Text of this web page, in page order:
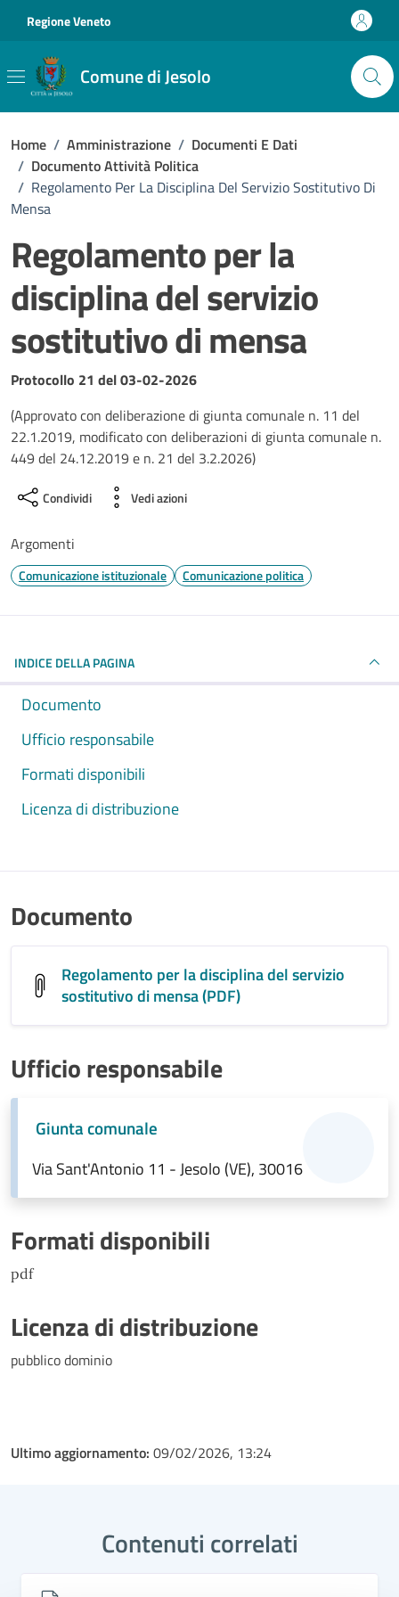
Regione Veneto
Comune di Jesolo
Home / Amministrazione / Documenti E Dati
/ Documento Attività Politica
/ Regolamento Per La Disciplina Del Servizio Sostitutivo Di
Mensa
Regolamento per la
disciplina del servizio
sostitutivo di mensa
Dettagli del documento
Protocollo 21 del 03-02-2026
(Approvato con deliberazione di giunta comunale n. 11 del
22.1.2019, modificato con deliberazioni di giunta comunale n.
449 del 24.12.2019 e n. 21 del 3.2.2026)
Condividi Vedi azioni
Argomenti
Comunicazione istituzionale Comunicazione politica
INDICE DELLA PAGINA
Documento
Ufficio responsabile
Formati disponibili
Licenza di distribuzione
Documento
Regolamento per la disciplina del servizio
sostitutivo di mensa (PDF)
Ufficio responsabile
Giunta comunale
Via Sant'Antonio 11 - Jesolo (VE), 30016
Formati disponibili
pdf
Licenza di distribuzione
pubblico dominio
Ultimo aggiornamento: 09/02/2026, 13:24
Contenuti correlati